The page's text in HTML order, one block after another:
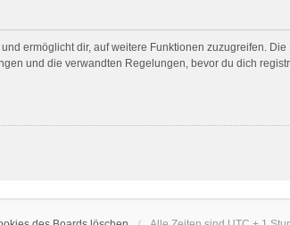
ermöglicht dir, auf weitere Funktionen zuzugreifen. Die
und die verwandten Regelungen, bevor du dich